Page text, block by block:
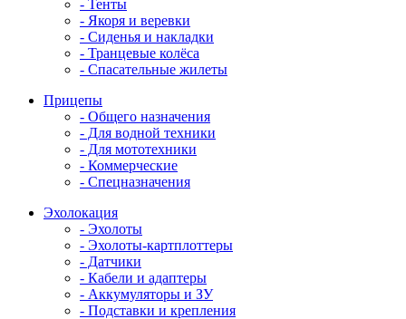
- Тенты
- Якоря и веревки
- Сиденья и накладки
- Транцевые колёса
- Спасательные жилеты
Прицепы
- Общего назначения
- Для водной техники
- Для мототехники
- Коммерческие
- Спецназначения
Эхолокация
- Эхолоты
- Эхолоты-картплоттеры
- Датчики
- Кабели и адаптеры
- Аккумуляторы и ЗУ
- Подставки и крепления